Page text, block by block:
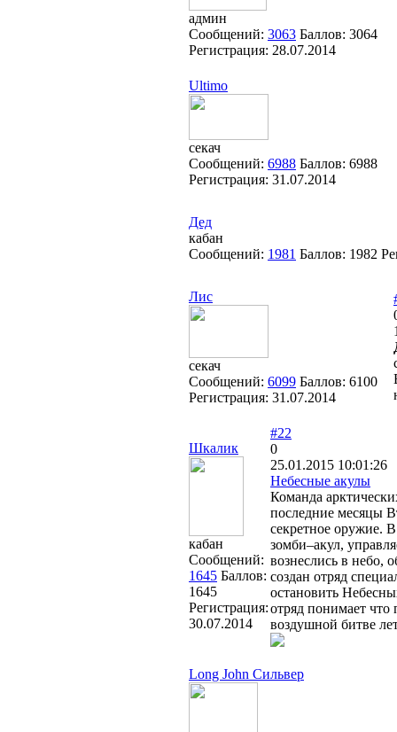
админ
Сообщений: 3063 Баллов: 3064
Регистрация: 28.07.2014
Ultimo
секач
Сообщений: 6988 Баллов: 6988
Регистрация: 31.07.2014
Дед
кабан
Сообщений: 1981 Баллов: 1982
Лис
секач
Сообщений: 6099 Баллов: 6100
Регистрация: 31.07.2014
Шкалик
кабан
Сообщений:
1645 Баллов:
1645
Регистрация:
30.07.2014
#22
0
25.01.2015 10:01:26
Небесные акулы
Команда
последние месяцы
секретное оружие.
зомби–акул,
вознеслись в небо,
создан отряд
остановить
отряд понимает
воздушной битве
Long John Сильвер